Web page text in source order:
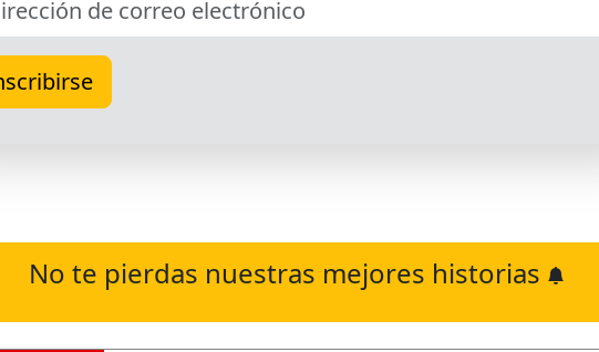
No te pierdas nuestras mejores historias